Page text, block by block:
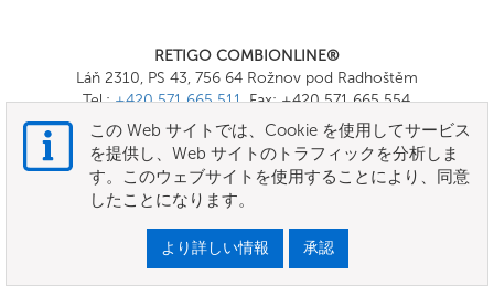
RETIGO COMBIONLINE®
Láň 2310, PS 43, 756 64 Rožnov pod Radhoštěm
Tel.:+420 571 665 511, Fax: +420 571 665 554
E-mail:info@combionline.com
OnlineMenu
規約と条件
この Web サイトでは、Cookie を使用してサービス
を提供し、Web サイトのトラフィックを分析しま
す。このウェブサイトを使用することにより、同意
したことになります。
より詳しい情報 承認